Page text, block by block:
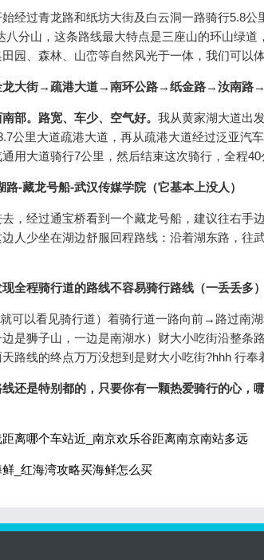
经过青龙路和纸坊大街及白云洞一路骑行5.8
八分山，这条路线最大特点是三座山的环山绿
园、森林、山峦等自然风光于一体，我们可以
龙大街→疏港大道→南环公路→纸金路→汝南路
部。路宽、车少、空气好。 我从黄家湖大道出
公里大道疏港大道，再从疏港大道经过泛亚汽
用大道骑行7公里，然后结束这次骑行，全程
-藏龙号船-武汉传媒学院（它基本上没人）
，经过通宝桥看到一个藏龙号船，建议往右手
人少坐在湖边舒服回程路线：沿着湖东路，往
全程骑行道的路线不容易骑行路线（一丢丢多）
可以看见骑行道）着骑行道一路向前→路过南
是狮子山，一边是南湖水）财大小吃街沿整条
路线的终点万万没想到是财大小吃街?hhh 行奉
还是特别都的，只要你有一颗热爱骑行的心，
离哪个车站近_南京欢乐谷距离南京南站多远
_红海湾攻略买海鲜怎么买